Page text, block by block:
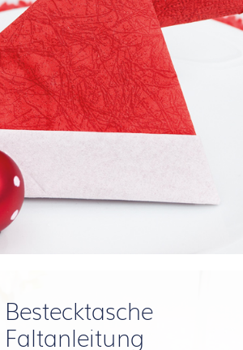
Bestecktasche
Faltanleitung